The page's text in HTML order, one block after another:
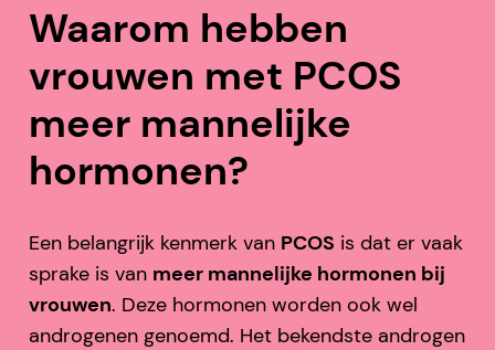
Waarom hebben
vrouwen met PCOS
meer mannelijke
hormonen?
Een belangrijk kenmerk van PCOS is dat er vaak
sprake is van meer mannelijke hormonen bij
vrouwen. Deze hormonen worden ook wel
androgenen genoemd. Het bekendste androgen